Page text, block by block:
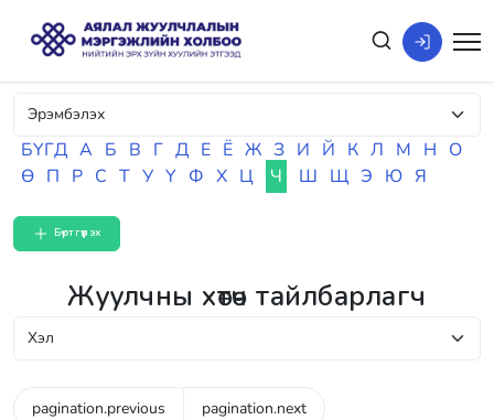
БҮГД А Б В Г Д Е Ё Ж З И Й К Л М Н О
Ө П Р С Т У Ү Ф Х Ц Ч Ш Щ Э Ю Я
Бүртгүүлэх
Жуулчны хөтөч тайлбарлагч
pagination.previous pagination.next